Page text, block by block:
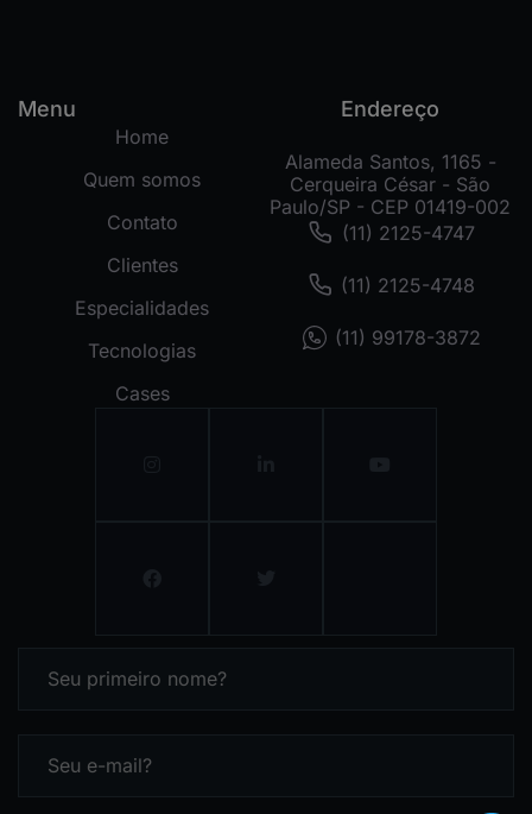
Menu
Home
Quem somos
Contato
Clientes
Especialidades
Tecnologias
Cases
Endereço
Alameda Santos, 1165 -
Cerqueira César - São
Paulo/SP - CEP 01419-002
(11) 2125-4747
(11) 2125-4748
(11) 99178-3872